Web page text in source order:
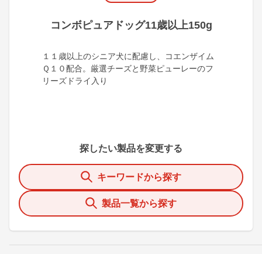
コンボピュアドッグ11歳以上150g
１１歳以上のシニア犬に配慮し、コエンザイム
Ｑ１０配合。厳選チーズと野菜ピューレーのフ
リーズドライ入り
探したい製品を変更する
キーワードから探す
製品一覧から探す